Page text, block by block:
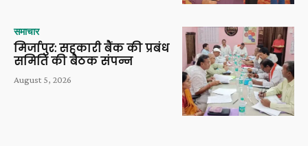
समाचार
मिर्जापुर: सहकारी बैंक की प्रबंध
समिति की बैठक संपन्न
August 5, 2026